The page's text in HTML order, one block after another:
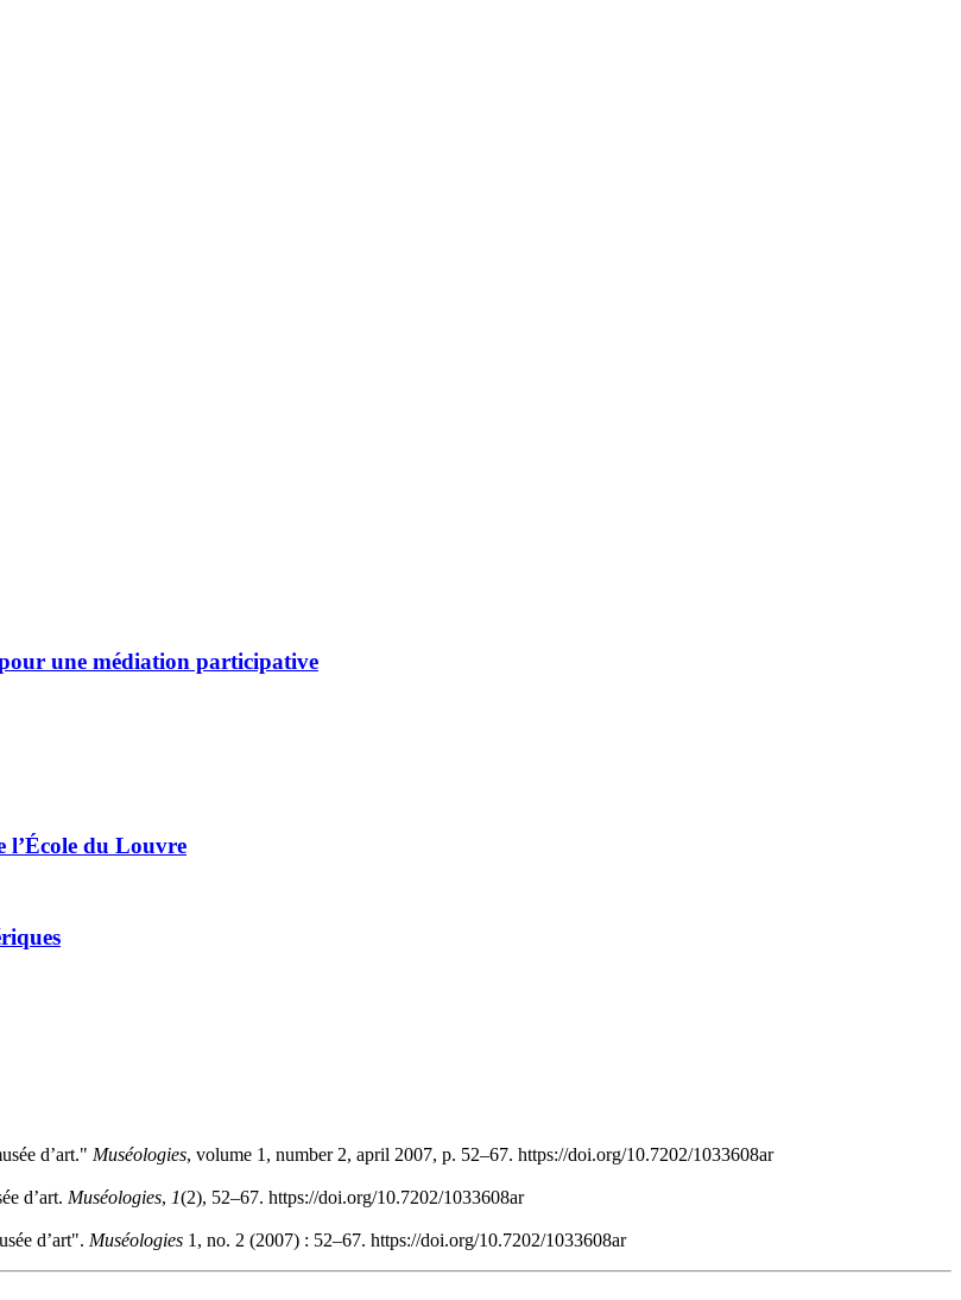
une médiation participative
l’École du Louvre
d’art." Muséologies, volume 1, number 2, april 2007, p. 52–67. https://doi.org/10.7202/1033608ar
d’art. Muséologies, 1(2), 52–67. https://doi.org/10.7202/1033608ar
d’art". Muséologies 1, no. 2 (2007) : 52–67. https://doi.org/10.7202/1033608ar